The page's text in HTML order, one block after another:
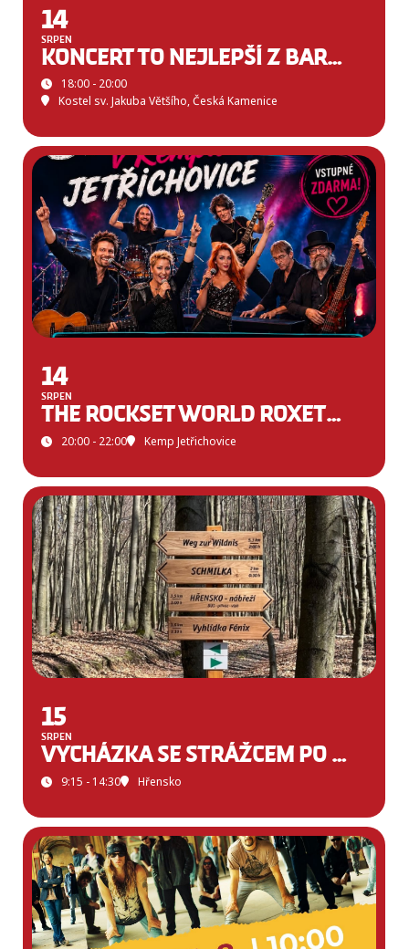
14
SRPEN
KONCERT TO NEJLEPŠÍ Z BAROKA V ČESKÉ KAMENICI
18:00 - 20:00
Kostel sv. Jakuba Většího, Česká Kamenice
14
SRPEN
THE ROCKSET WORLD ROXETTE TRIBUTE BAND
20:00 - 22:00 Kemp Jetřichovice
15
SRPEN
VYCHÁZKA SE STRÁŽCEM PO NOVÉ PŘESHRANIČNÍ STEZCE
9:15 - 14:30 Hřensko